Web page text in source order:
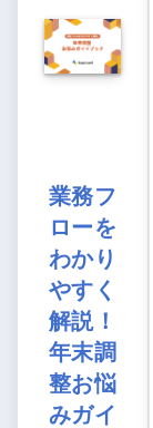
業務フ
ローを
わかり
やすく
解説！
年末調
整お悩
みガイ